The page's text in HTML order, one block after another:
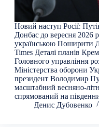
Новий наступ Росії:
Донбас до вересня 2026
українською Поширити
Times Деталі планів
Головного управління
Міністерства оборони
президент Володимир
масштабний весняно-
спрямований на
Денис Дубовенко